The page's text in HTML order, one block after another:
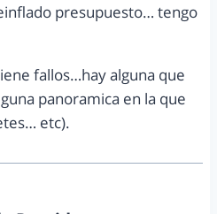
presupuesto… tengo
fallos…hay alguna que
panoramica en la que
etc).